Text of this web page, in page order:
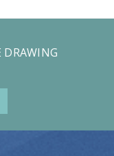
DRAWING